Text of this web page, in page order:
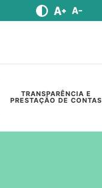
TRANSPARÊNCIA E
PRESTAÇÃO DE CONTAS